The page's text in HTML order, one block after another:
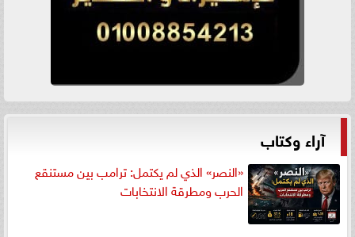
آراء وكتاب
«النصر» الذي لم يكتمل: ترامب بين مستنقع
الحرب ومطرقة الانتخابات